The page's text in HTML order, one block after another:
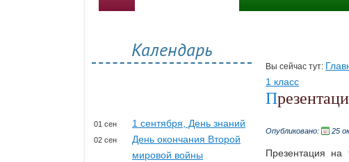
Вы сейчас тут:
1 класс
Опубликовано: 25
Презентация на
Календарь
01 сен 1 сентября, День знаний
02 сен
День окончания Второй
мировой войны